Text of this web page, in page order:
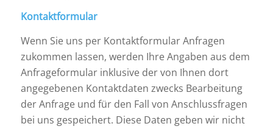
Kontaktformular
Wenn Sie uns per Kontaktformular Anfragen
zukommen lassen, werden Ihre Angaben aus dem
Anfrageformular inklusive der von Ihnen dort
angegebenen Kontaktdaten zwecks Bearbeitung
der Anfrage und für den Fall von Anschlussfragen
bei uns gespeichert. Diese Daten geben wir nicht